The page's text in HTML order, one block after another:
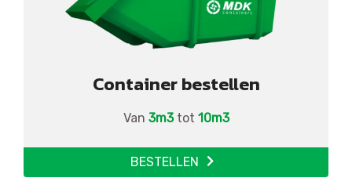
Container bestellen
Van 3m3 tot 10m3
BESTELLEN